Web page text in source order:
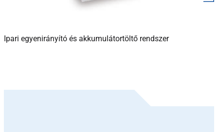
Ipari egyenirányító és akkumulátortöltő rendszer